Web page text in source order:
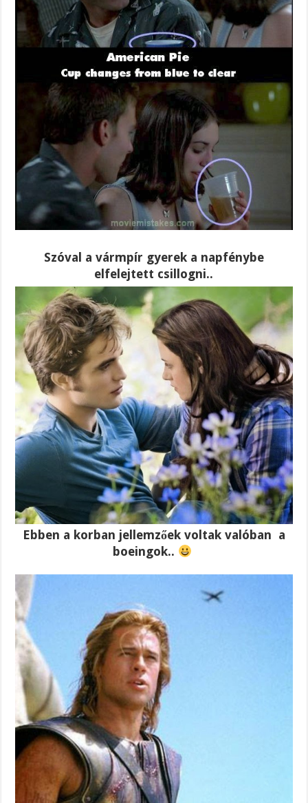
Szóval a vármpír gyerek a napfénybe
elfelejtett csillogni..
Ebben a korban jellemzőek voltak valóban a
boeingok..